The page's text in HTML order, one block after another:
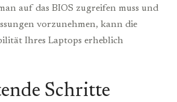
auf das BIOS zugreifen muss und
vorzunehmen, kann die
Ihres Laptops erheblich
Schritte